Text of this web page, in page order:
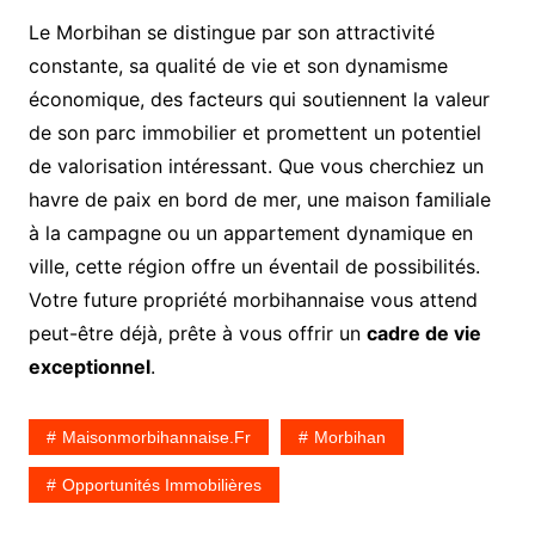
Le Morbihan se distingue par son attractivité
constante, sa qualité de vie et son dynamisme
économique, des facteurs qui soutiennent la valeur
de son parc immobilier et promettent un potentiel
de valorisation intéressant. Que vous cherchiez un
havre de paix en bord de mer, une maison familiale
à la campagne ou un appartement dynamique en
ville, cette région offre un éventail de possibilités.
Votre future propriété morbihannaise vous attend
peut-être déjà, prête à vous offrir un cadre de vie
exceptionnel.
Maisonmorbihannaise.fr Morbihan
Opportunités Immobilières